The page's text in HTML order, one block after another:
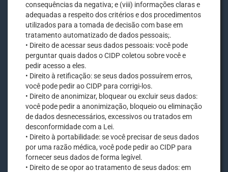
consequências da negativa; e (viii) informações claras e
adequadas a respeito dos critérios e dos procedimentos
utilizados para a tomada de decisão com base em
tratamento automatizado de dados pessoais;.
• Direito de acessar seus dados pessoais: você pode
perguntar quais dados o CIDP coletou sobre você e
pedir acesso a eles.
• Direito à retificação: se seus dados possuírem erros,
você pode pedir ao CIDP para corrigi-los.
• Direito de anonimizar, bloquear ou excluir seus dados:
você pode pedir a anonimização, bloqueio ou eliminação
de dados desnecessários, excessivos ou tratados em
desconformidade com a Lei.
• Direito à portabilidade: se você precisar de seus dados
por uma razão médica, você pode pedir ao CIDP para
fornecer seus dados de forma legível.
• Direito de se opor ao tratamento de seus dados: em